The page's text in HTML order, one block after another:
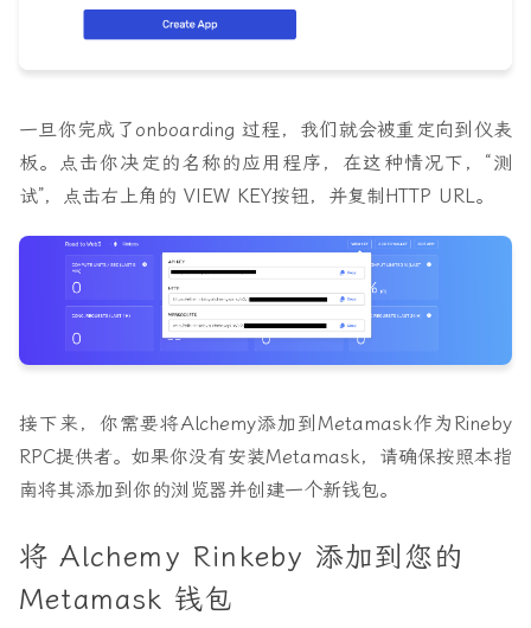
一旦你完成了onboarding 过程，我们就会被重定向到仪表
板。点击你决定的名称的应用程序，在这种情况下，“测
试”，点击右上角的 VIEW KEY按钮，并复制HTTP URL。
接下来，你需要将Alchemy添加到Metamask作为Rineby
RPC提供者。如果你没有安装Metamask，请确保按照本指
南将其添加到你的浏览器并创建一个新钱包。
将 Alchemy Rinkeby 添加到您的
Metamask 钱包